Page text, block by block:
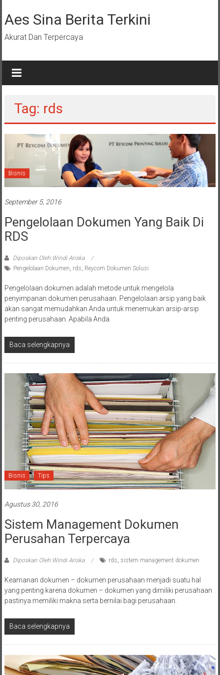
ke
konten
Aes Sina Berita Terkini
Akurat Dan Terpercaya
Tag: rds
Bisnis
September 5, 2016
Pengelolaan Dokumen Yang Baik Di
RDS
Diposkan Oleh:Windi Ariska
Pengelolaan Dokumen rds Reycom Dokumen Solusi
Pengelolaan dokumen adalah metode untuk mengelola
penyimpanan dokumen perusahaan. Pengelolaan arsip yang baik
akan sangat memudahkan Anda untuk menemukan arsip-arsip
penting perusahaan. Apabila Anda
Baca selengkapnya
Bisnis Tips
Agustus 30, 2016
Sistem Management Dokumen
Perusahan Terpercaya
Diposkan Oleh:Windi Ariska rds, sistem management dokumen
Keamanan dokumen – dokumen perusahaan menjadi suatu hal
yang penting karena dokumen – dokumen yang dimiliki perusahaan
pastinya memiliki makna serta bernilai bagi perusahaan.
Baca selengkapnya